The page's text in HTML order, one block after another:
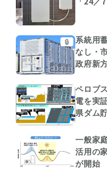
🔒
系統用
なし・
政府新
ペロブ
電を実
県ダム
一般家
活用の
が開始